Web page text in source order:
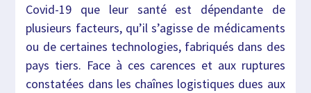
Covid-19 que leur santé est dépendante de
plusieurs facteurs, qu’il s’agisse de médicaments
ou de certaines technologies, fabriqués dans des
pays tiers. Face à ces carences et aux ruptures
constatées dans les chaînes logistiques dues aux